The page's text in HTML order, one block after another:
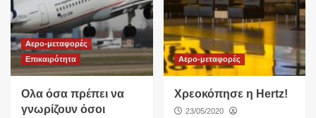
Αερο-μεταφορές
Επικαιρότητα
Ολα όσα πρέπει να
γνωρίζουν όσοι
Αερο-μεταφορές
Χρεοκόπησε η Hertz!
23/05/2020